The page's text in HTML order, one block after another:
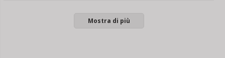
Mostra di più